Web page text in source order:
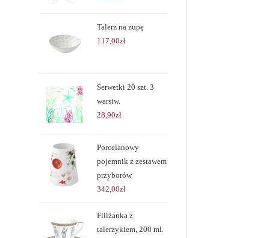
Talerz na zupę
117,00zł
Serwetki 20 szt. 3
warstw.
28,90zł
Porcelanowy
pojemnik z zestawem
przyborów
342,00zł
Filiżanka z
talerzykiem, 200 ml.